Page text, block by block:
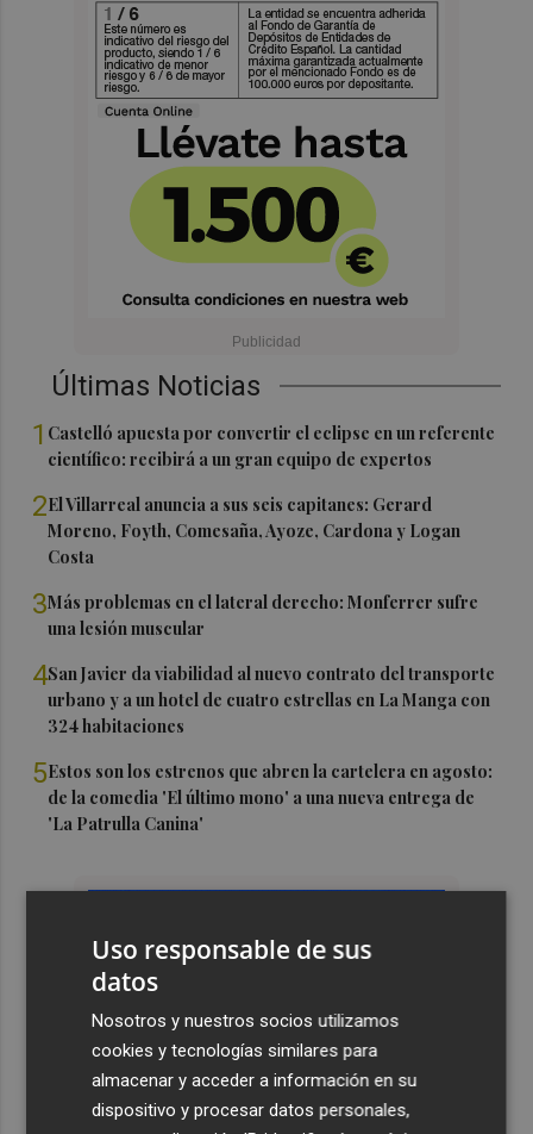
Últimas Noticias
1 Castelló apuesta por convertir el eclipse en un referente
científico: recibirá a un gran equipo de expertos
2El Villarreal anuncia a sus seis capitanes: Gerard
Moreno, Foyth, Comesaña, Ayoze, Cardona y Logan
Costa
3Más problemas en el lateral derecho: Monferrer sufre
una lesión muscular
4San Javier da viabilidad al nuevo contrato del transporte
urbano y a un hotel de cuatro estrellas en La Manga con
324 habitaciones
5Estos son los estrenos que abren la cartelera en agosto:
de la comedia 'El último mono' a una nueva entrega de
'La Patrulla Canina'
Uso responsable de sus
datos
Nosotros y nuestros socios utilizamos
cookies y tecnologías similares para
almacenar y acceder a información en su
dispositivo y procesar datos personales,